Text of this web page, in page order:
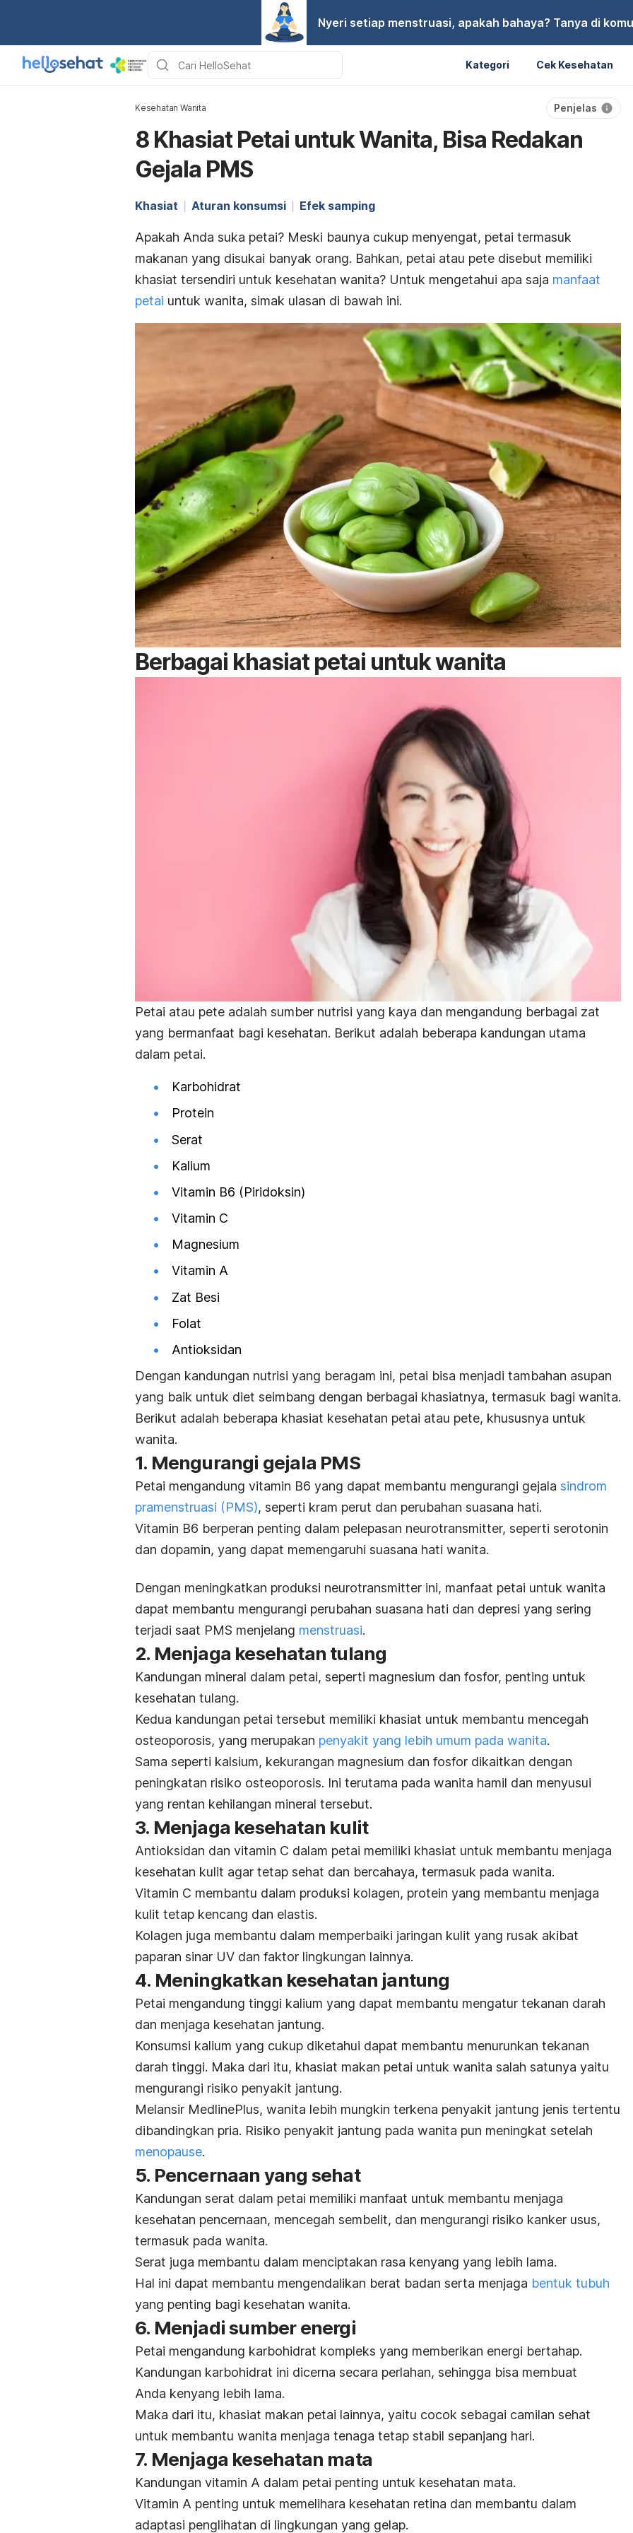
Nyeri setiap menstruasi, apakah bahaya? Tanya di
Kategori Cek Kesehatan
Kesehatan Wanita Penjelas
8 Khasiat Petai untuk Wanita, Bisa Redakan
Gejala PMS
Khasiat Aturan konsumsi Efek samping
Apakah Anda suka petai? Meski baunya cukup menyengat, petai termasuk
makanan yang disukai banyak orang. Bahkan, petai atau pete disebut memiliki
khasiat tersendiri untuk kesehatan wanita? Untuk mengetahui apa saja manfaat
petai untuk wanita, simak ulasan di bawah ini.
Berbagai khasiat petai untuk wanita
Petai atau pete adalah sumber nutrisi yang kaya dan mengandung berbagai zat
yang bermanfaat bagi kesehatan. Berikut adalah beberapa kandungan utama
dalam petai.
Karbohidrat
Protein
Serat
Kalium
Vitamin B6 (Piridoksin)
Vitamin C
Magnesium
Vitamin A
Zat Besi
Folat
Antioksidan
Dengan kandungan nutrisi yang beragam ini, petai bisa menjadi tambahan asupan
yang baik untuk diet seimbang dengan berbagai khasiatnya, termasuk bagi wanita.
Berikut adalah beberapa khasiat kesehatan petai atau pete, khususnya untuk
wanita.
1. Mengurangi gejala PMS
Petai mengandung vitamin B6 yang dapat membantu mengurangi gejala sindrom
pramenstruasi (PMS), seperti kram perut dan perubahan suasana hati.
Vitamin B6 berperan penting dalam pelepasan neurotransmitter, seperti serotonin
dan dopamin, yang dapat memengaruhi suasana hati wanita.
Dengan meningkatkan produksi neurotransmitter ini, manfaat petai untuk wanita
dapat membantu mengurangi perubahan suasana hati dan depresi yang sering
terjadi saat PMS menjelang menstruasi.
2. Menjaga kesehatan tulang
Kandungan mineral dalam petai, seperti magnesium dan fosfor, penting untuk
kesehatan tulang.
Kedua kandungan petai tersebut memiliki khasiat untuk membantu mencegah
osteoporosis, yang merupakan penyakit yang lebih umum pada wanita.
Sama seperti kalsium, kekurangan magnesium dan fosfor dikaitkan dengan
peningkatan risiko osteoporosis. Ini terutama pada wanita hamil dan menyusui
yang rentan kehilangan mineral tersebut.
3. Menjaga kesehatan kulit
Antioksidan dan vitamin C dalam petai memiliki khasiat untuk membantu menjaga
kesehatan kulit agar tetap sehat dan bercahaya, termasuk pada wanita.
Vitamin C membantu dalam produksi kolagen, protein yang membantu menjaga
kulit tetap kencang dan elastis.
Kolagen juga membantu dalam memperbaiki jaringan kulit yang rusak akibat
paparan sinar UV dan faktor lingkungan lainnya.
4. Meningkatkan kesehatan jantung
Petai mengandung tinggi kalium yang dapat membantu mengatur tekanan darah
dan menjaga kesehatan jantung.
Konsumsi kalium yang cukup diketahui dapat membantu menurunkan tekanan
darah tinggi. Maka dari itu, khasiat makan petai untuk wanita salah satunya yaitu
mengurangi risiko penyakit jantung.
Melansir MedlinePlus, wanita lebih mungkin terkena penyakit jantung jenis tertentu
dibandingkan pria. Risiko penyakit jantung pada wanita pun meningkat setelah
menopause.
5. Pencernaan yang sehat
Kandungan serat dalam petai memiliki manfaat untuk membantu menjaga
kesehatan pencernaan, mencegah sembelit, dan mengurangi risiko kanker usus,
termasuk pada wanita.
Serat juga membantu dalam menciptakan rasa kenyang yang lebih lama.
Hal ini dapat membantu mengendalikan berat badan serta menjaga bentuk tubuh
yang penting bagi kesehatan wanita.
6. Menjadi sumber energi
Petai mengandung karbohidrat kompleks yang memberikan energi bertahap.
Kandungan karbohidrat ini dicerna secara perlahan, sehingga bisa membuat
Anda kenyang lebih lama.
Maka dari itu, khasiat makan petai lainnya, yaitu cocok sebagai camilan sehat
untuk membantu wanita menjaga tenaga tetap stabil sepanjang hari.
7. Menjaga kesehatan mata
Kandungan vitamin A dalam petai penting untuk kesehatan mata.
Vitamin A penting untuk memelihara kesehatan retina dan membantu dalam
adaptasi penglihatan di lingkungan yang gelap.